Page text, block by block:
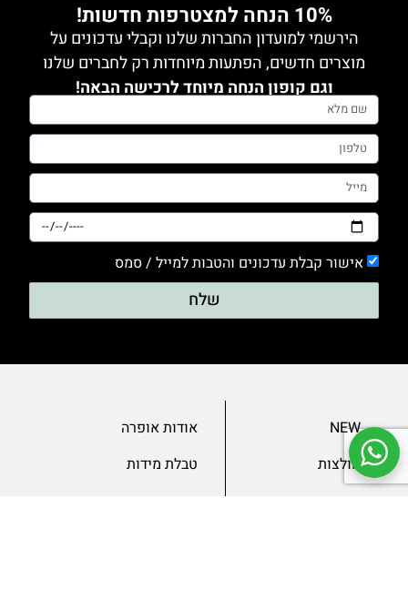
10% הנחה למצטרפות חדשות!
הירשמי למועדון החברות שלנו וקבלי עדכונים על
מוצרים חדשים, הפתעות מיוחדות רק לחברים שלנו
וגם קופון הנחה מיוחד לרכישה הבאה!
אישור קבלת עדכונים והטבות למייל / סמס
שלח
NEW
חולצות
אודות אופרה
טבלת מידות